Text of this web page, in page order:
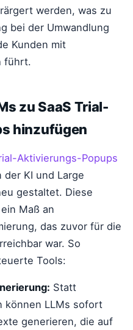
werden, was zu
bei der Umwandlung
Kunden mit
führt.
zu SaaS Trial-
hinzufügen
Aktivierungs-Popups
KI und Large
gestaltet. Diese
Maß an
das zuvor für die
war. So
Tools:
Statt
können LLMs sofort
generieren, die auf